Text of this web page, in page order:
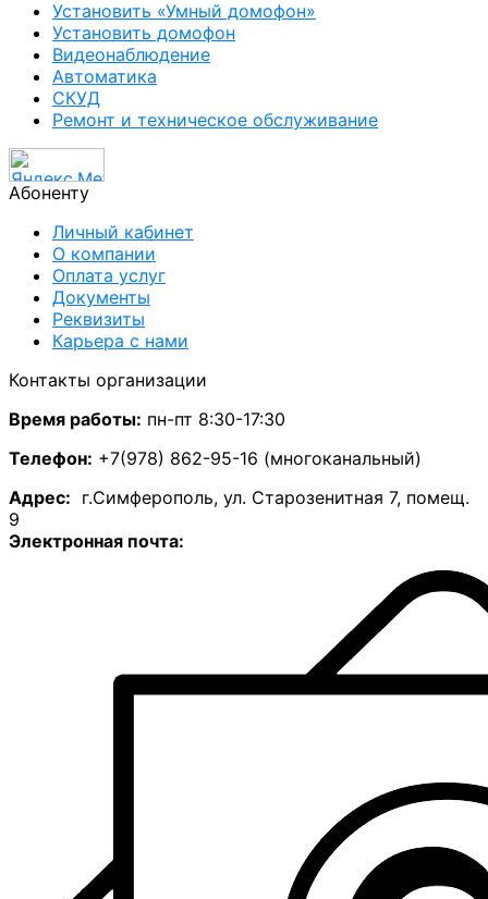
Установить «Умный домофон»
Установить домофон
Видеонаблюдение
Автоматика
СКУД
Ремонт и техническое обслуживание
Абоненту
Личный кабинет
О компании
Оплата услуг
Документы
Реквизиты
Карьера с нами
Контакты организации
Время работы: пн-пт 8:30-17:30
Телефон: +7(978) 862-95-16 (многоканальный)
Адрес: г.Симферополь, ул. Старозенитная 7, помещ.
9
Электронная почта: